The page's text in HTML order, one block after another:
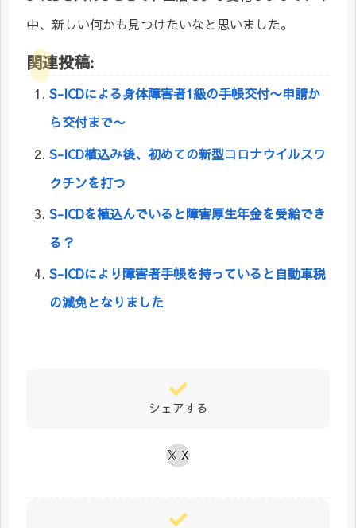
中、新しい何かも見つけたいなと思いました。
関連投稿:
S-ICDによる身体障害者1級の手帳交付〜申請か
ら交付まで〜
S-ICD植込み後、初めての新型コロナウイルスワ
クチンを打つ
S-ICDを植込んでいると障害厚生年金を受給でき
る？
S-ICDにより障害者手帳を持っていると自動車税
の減免となりました
シェアする
X